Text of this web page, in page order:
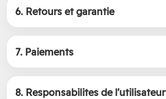
6. Retours et garantie
7. Paiements
8. Responsabilites de l'utilisateur